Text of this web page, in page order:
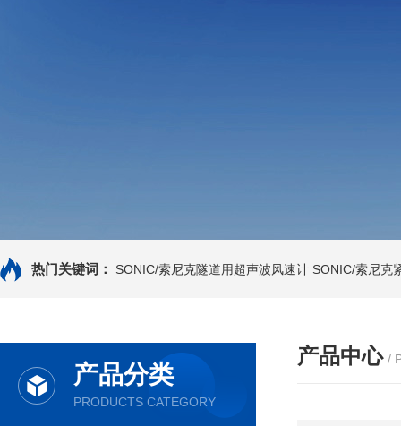
热门关键词： SONIC/索尼克隧道用超声波风速计 SONIC/索尼克
产品分类
PRODUCTS CATEGORY
产品中心 /